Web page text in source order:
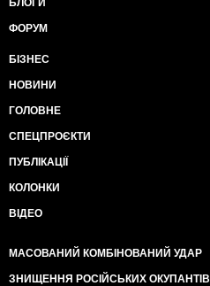
БЛОГИ
ФОРУМ
БІЗНЕС
НОВИНИ
ГОЛОВНЕ
СПЕЦПРОЄКТИ
ПУБЛІКАЦІЇ
КОЛОНКИ
ВІДЕО
МАСОВАНИЙ КОМБІНОВАНИЙ УДАР
ЗНИЩЕННЯ РОСІЙСЬКИХ ОКУПАНТІВ